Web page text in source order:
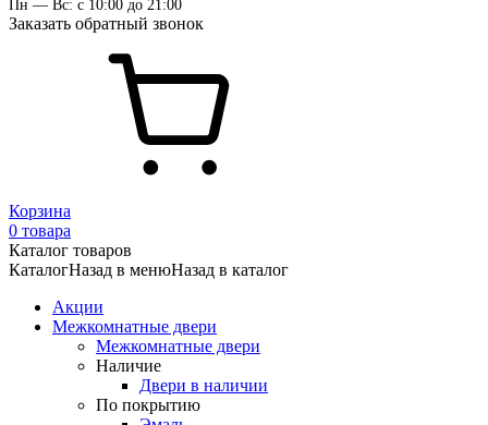
Пн — Вс: с 10:00 до 21:00
Заказать обратный звонок
Корзина
0 товара
Каталог товаров
КаталогНазад в менюНазад в каталог
Акции
Межкомнатные двери
Межкомнатные двери
Наличие
Двери в наличии
По покрытию